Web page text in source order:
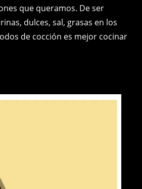
que queramos. De ser
dulces, sal, grasas en los
de cocción es mejor cocinar